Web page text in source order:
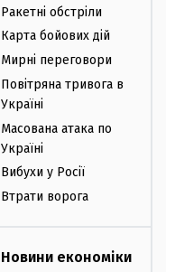
Ракетні обстріли
Карта бойових дій
Мирні переговори
Повітряна тривога в
Україні
Масована атака по
Україні
Вибухи у Росії
Втрати ворога
Новини економіки